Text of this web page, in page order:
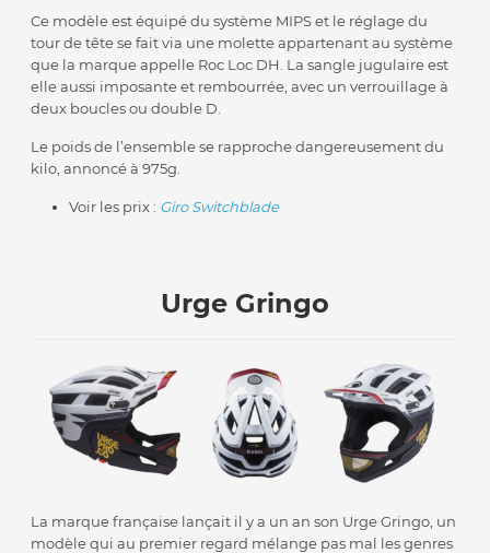
Ce modèle est équipé du système MIPS et le réglage du
tour de tête se fait via une molette appartenant au système
que la marque appelle Roc Loc DH. La sangle jugulaire est
elle aussi imposante et rembourrée, avec un verrouillage à
deux boucles ou double D.
Le poids de l’ensemble se rapproche dangereusement du
kilo, annoncé à 975g.
Voir les prix : Giro Switchblade
Urge Gringo
La marque française lançait il y a un an son Urge Gringo, un
modèle qui au premier regard mélange pas mal les genres